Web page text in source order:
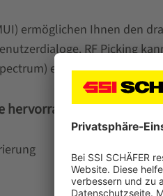
ermöglichen Ihnen den
RF Picking
ermöglicht die
hervorragende